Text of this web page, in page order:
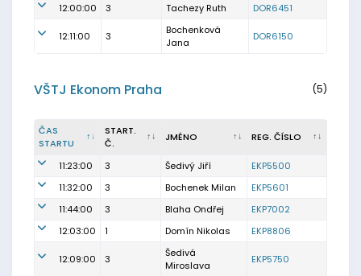
12:00:00
3 Tachezy Ruth DOR6451
12:11:00 3
Bochenková
Jana
DOR6150
VŠTJ Ekonom Praha (5)
ČAS
STARTU
START.
Č.
JMÉNO REG. ČÍSLO
11:23:00 3 Šedivý Jiří
EKP5500
11:32:00
3 Bochenek Milan
EKP5601
11:44:00
3 Blaha Ondřej
EKP7002
12:03:00
1 Domín Nikolas EKP8806
12:09:00 3
Šedivá
Miroslava
EKP5750